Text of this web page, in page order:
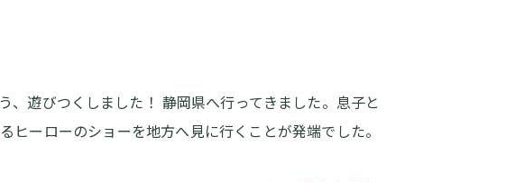
遊びつくしました！ 静岡県へ行ってきました。息子と
ーローのショーを地方へ見に行くことが発端でした。